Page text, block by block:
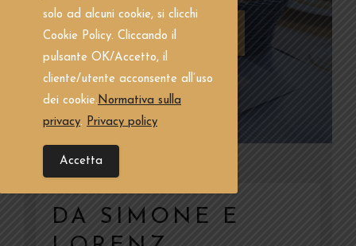
PRENOTA ORA
DA SIMONE E
solo ad alcuni cookie, si clicchi
Cookie Policy. Cliccando il
pulsante OK/Accetto, il
cliente/utente acconsente all’uso
dei cookie.Normativa sulla
privacy. Privacy policy
Accetta